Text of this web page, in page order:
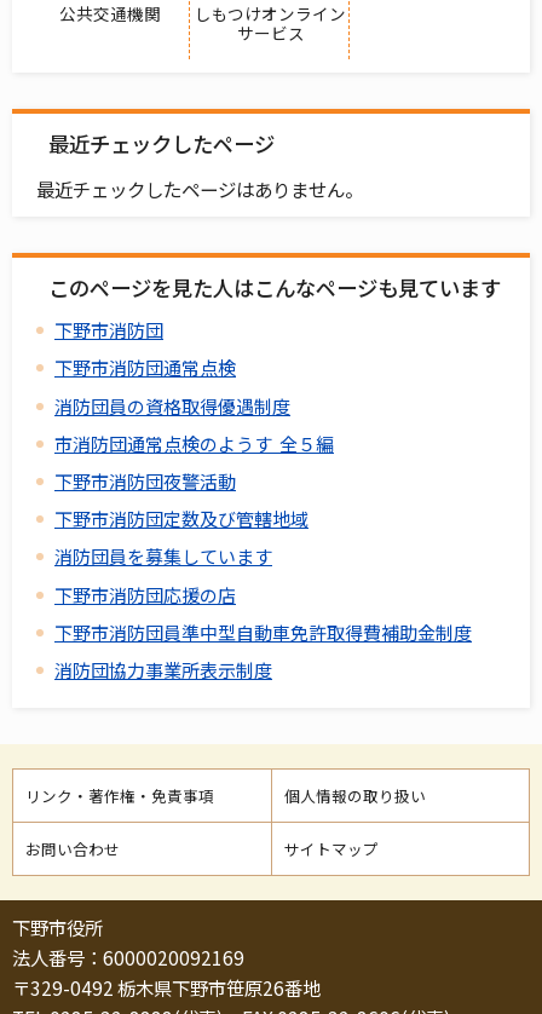
公共交通機関
しもつけオンライン
サービス
最近チェックしたページ
最近チェックしたページはありません。
このページを見た人はこんなページも見ています
下野市消防団
下野市消防団通常点検
消防団員の資格取得優遇制度
市消防団通常点検のようす 全５編
下野市消防団夜警活動
下野市消防団定数及び管轄地域
消防団員を募集しています
下野市消防団応援の店
下野市消防団員準中型自動車免許取得費補助金制度
消防団協力事業所表示制度
リンク・著作権・免責事項 個人情報の取り扱い
お問い合わせ サイトマップ
下野市役所
法人番号：6000020092169
〒329-0492 栃木県下野市笹原26番地